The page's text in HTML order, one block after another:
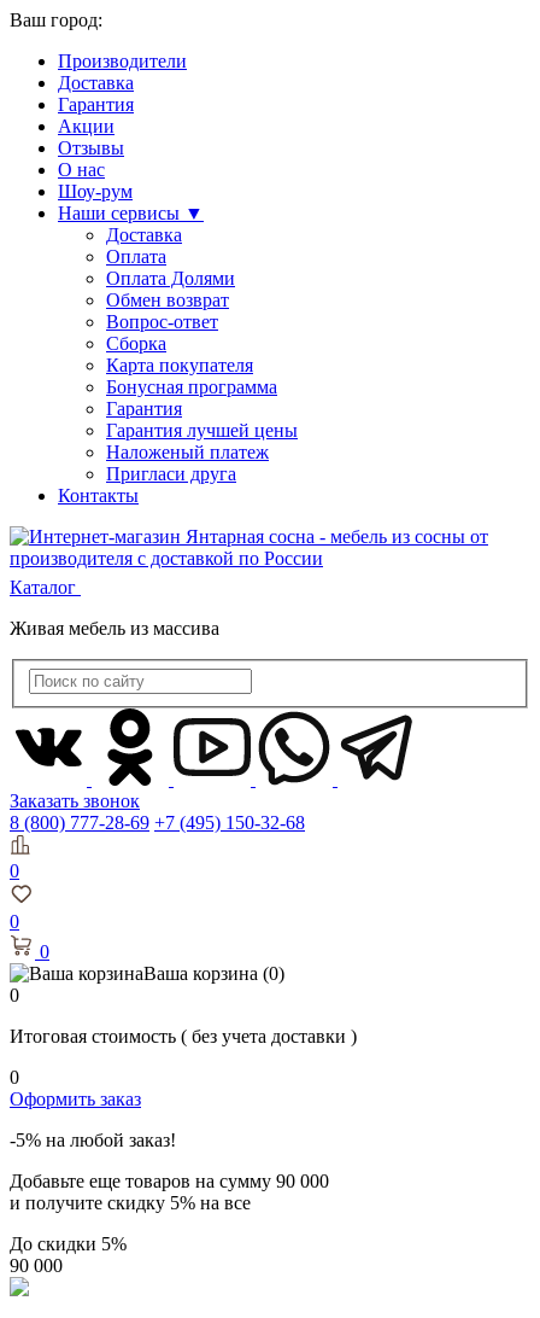
Ваш город:
Производители
Доставка
Гарантия
Акции
Отзывы
О нас
Шоу-рум
Наши сервисы ▼
Доставка
Оплата
Оплата Долями
Обмен возврат
Вопрос-ответ
Сборка
Карта покупателя
Бонусная программа
Гарантия
Гарантия лучшей цены
Наложеный платеж
Пригласи друга
Контакты
Каталог
Живая мебель из массива
Заказать звонок
8 (800) 777-28-69 +7 (495) 150-32-68
0
0
0
Ваша корзина (0)
0
Итоговая стоимость ( без учета доставки )
0
Оформить заказ
-5% на любой заказ!
Добавьте еще товаров на сумму 90 000
и получите скидку 5% на все
До скидки 5%
90 000